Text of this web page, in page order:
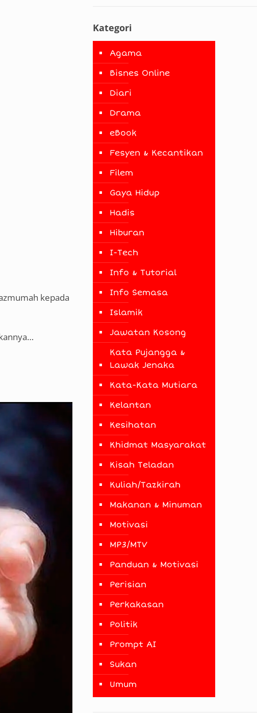
kepada
Kategori
Agama
Bisnes Online
Diari
Drama
eBook
Fesyen & Kecantikan
Filem
Gaya Hidup
Hadis
Hiburan
I-Tech
Info & Tutorial
Info Semasa
Islamik
Jawatan Kosong
Kata Pujangga &
Lawak Jenaka
Kata-Kata Mutiara
Kelantan
Kesihatan
Khidmat Masyarakat
Kisah Teladan
Kuliah/Tazkirah
Makanan & Minuman
Motivasi
MP3/MTV
Panduan & Motivasi
Perisian
Perkakasan
Politik
Prompt AI
Sukan
Umum